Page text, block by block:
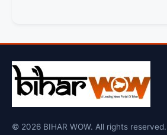
© 2026 BIHAR WOW. All rights reserved.